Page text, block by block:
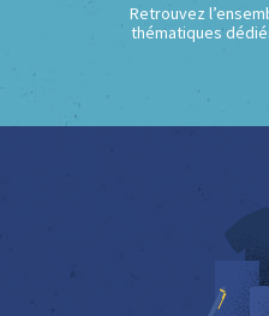
Retrouvez
thématiques